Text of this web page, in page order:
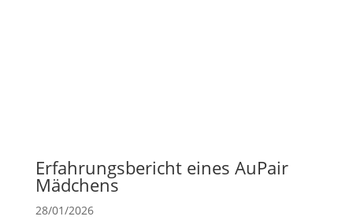
Erfah­rungs­be­richt eines AuPair
Mädchens
28/01/2026